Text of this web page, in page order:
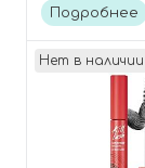
AirПодробнее
Нет в наличии